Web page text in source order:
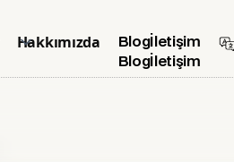
Hakkımızda
Blog
Blog
İletişim
İletişim